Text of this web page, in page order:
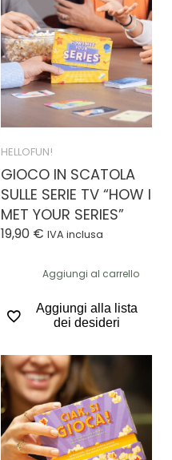
HELLOFUN!
GIOCO IN SCATOLA
SULLE SERIE TV “HOW I
MET YOUR SERIES”
19,90 € IVA inclusa
Aggiungi al carrello
Aggiungi alla lista
dei desideri